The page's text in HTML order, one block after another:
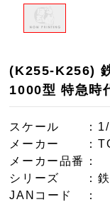
(K255-K256)
1000型 特急時
スケール
：
メーカー
：
メーカー品番
：
シリーズ
：
JANコード
：